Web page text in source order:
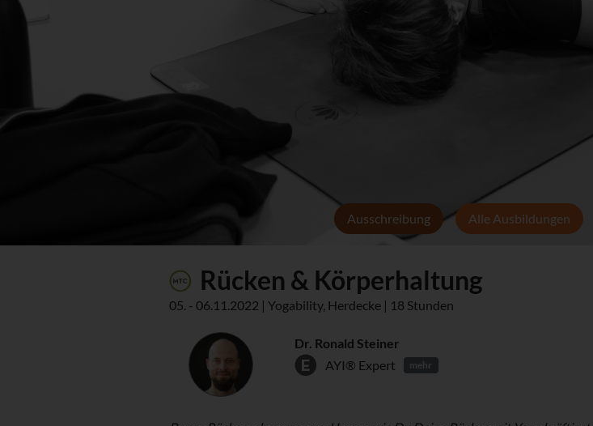
Ausschreibung Alle Ausbildungen
Rücken & Körperhaltung
05. - 06.11.2022 | Yogability, Herdecke | 18 Stunden
Dr. Ronald Steiner
AYI® Expert
mehr